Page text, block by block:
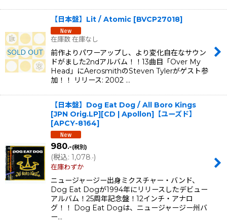
【日本盤】Lit / Atomic [BVCP27018]
在庫数 在庫なし
前作よりパワーアップし、より変化自在なサウン
ドがました2ndアルバム！！13曲目「Over My
Head」にAerosmithのSteven Tylerがゲスト参
加！！ リリース: 2002 …
【日本盤】Dog Eat Dog / All Boro Kings
[JPN Orig.LP][CD | Apollon]【ユーズド】
[APCY-8164]
980.-(税別)
(税込: 1,078.-)
在庫わずか
ニュージャージー出身ミクスチャー・バンド、
Dog Eat Dogが1994年にリリースしたデビュー
アルバム！25周年記念盤！12インチ・アナロ
グ！！ Dog Eat Dogは、ニュージャージー州バ
ー…